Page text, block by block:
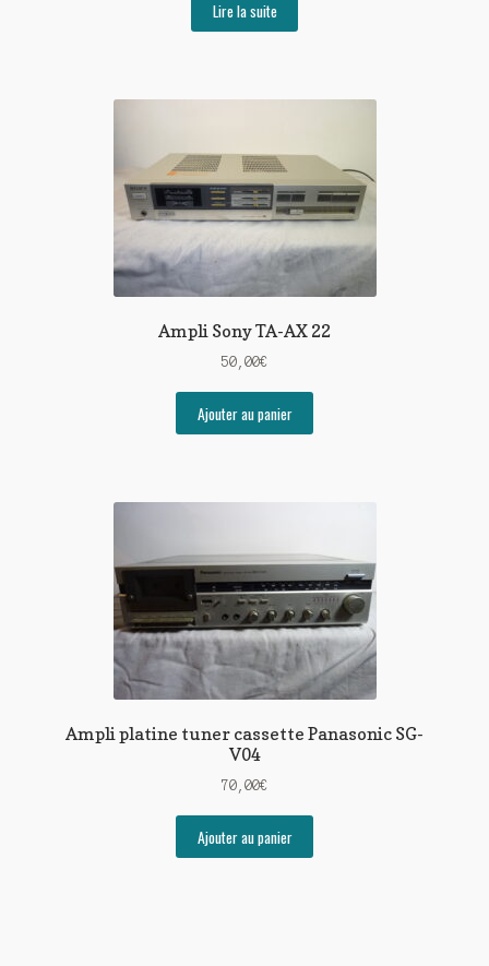
Lire la suite
Ampli Sony TA-AX 22
50,00€
Ajouter au panier
Ampli platine tuner cassette Panasonic SG-
V04
70,00€
Ajouter au panier